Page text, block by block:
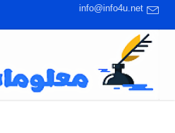
info@info4u.net